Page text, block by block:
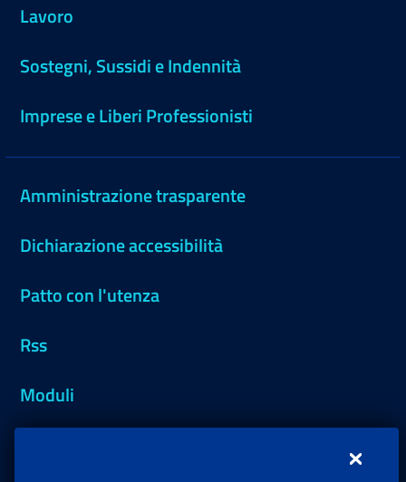
Lavoro
Sostegni, Sussidi e Indennità
Imprese e Liberi Professionisti
Amministrazione trasparente
Dichiarazione accessibilità
Patto con l'utenza
Rss
Moduli